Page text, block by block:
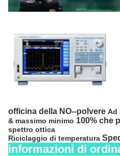
officina della NO--polvere Ad
& massimo minimo 100% che
spettro ottica
Riciclaggio di temperatura
informazioni di